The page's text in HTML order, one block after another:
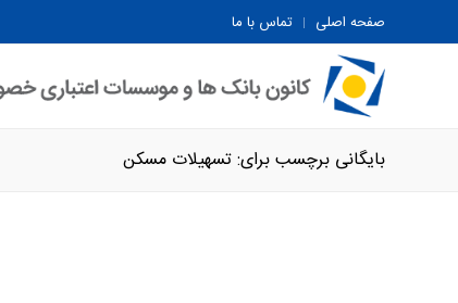
صفحه اصلی تماس با ما
بایگانی برچسب برای: تسهیلات مسکن